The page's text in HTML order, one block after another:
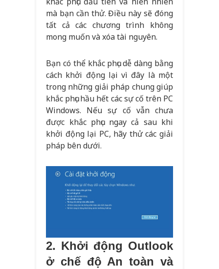
mà bạn cần thử. Điều này sẽ đóng
tất cả các chương trình không
mong muốn và xóa tài nguyên.
Bạn có thể khắc phục dễ dàng bằng
cách khởi động lại vì đây là một
trong những giải pháp chung giúp
khắc phục hầu hết các sự cố trên PC
Windows. Nếu sự cố vẫn chưa
được khắc phục ngay cả sau khi
khởi động lại PC, hãy thử các giải
pháp bên dưới.
2. Khởi động Outlook
ở chế độ An toàn và